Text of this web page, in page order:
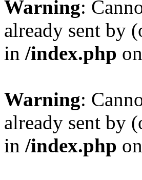
Warning:
already sent by
in /index.php
Warning:
already sent by
in /index.php